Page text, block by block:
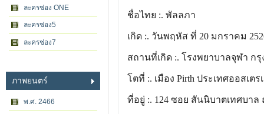
ละครช่อง ONE
ละครช่อง5
ละครช่อง7
ภาพยนตร์
พ.ศ. 2466
ชื่อไทย :. พัลลภา
เกิด :. วันพฤหัส ที่ 20 มกราคม
สถานที่เกิด :. โรงพยาบาลจุฬา กรุ
โตที่ :. เมือง Pirth ประเทศออสเตร
ที่อยู่ :. 124 ซอย สันนิบาตเทศบาล